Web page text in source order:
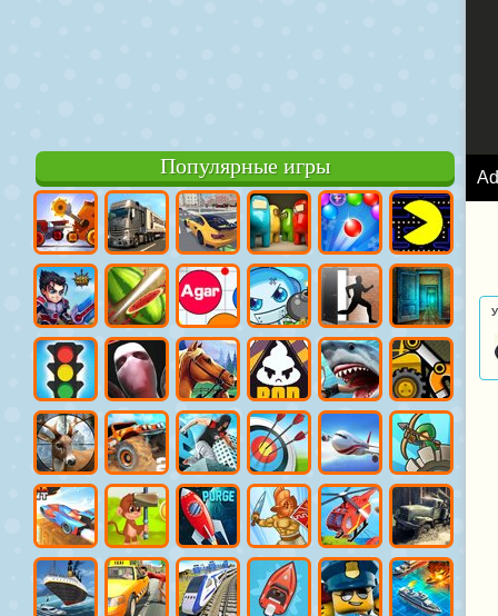
Популярные игры